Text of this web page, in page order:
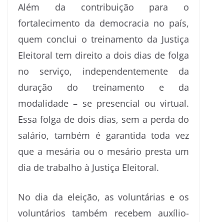
Além da contribuição para o
fortalecimento da democracia no país,
quem conclui o treinamento da Justiça
Eleitoral tem direito a dois dias de folga
no serviço, independentemente da
duração do treinamento e da
modalidade – se presencial ou virtual.
Essa folga de dois dias, sem a perda do
salário, também é garantida toda vez
que a mesária ou o mesário presta um
dia de trabalho à Justiça Eleitoral.
No dia da eleição, as voluntárias e os
voluntários também recebem auxílio-